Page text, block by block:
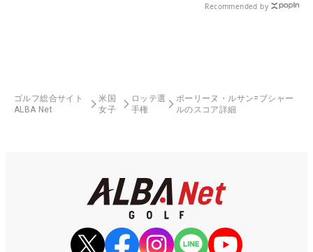
Recommended by
ゴルフ総合サイト
ALBA Net
米国
女子
ロッテ選
手権
ポーリーヌ・ルサン=ブシャー
ルのスコア詳細